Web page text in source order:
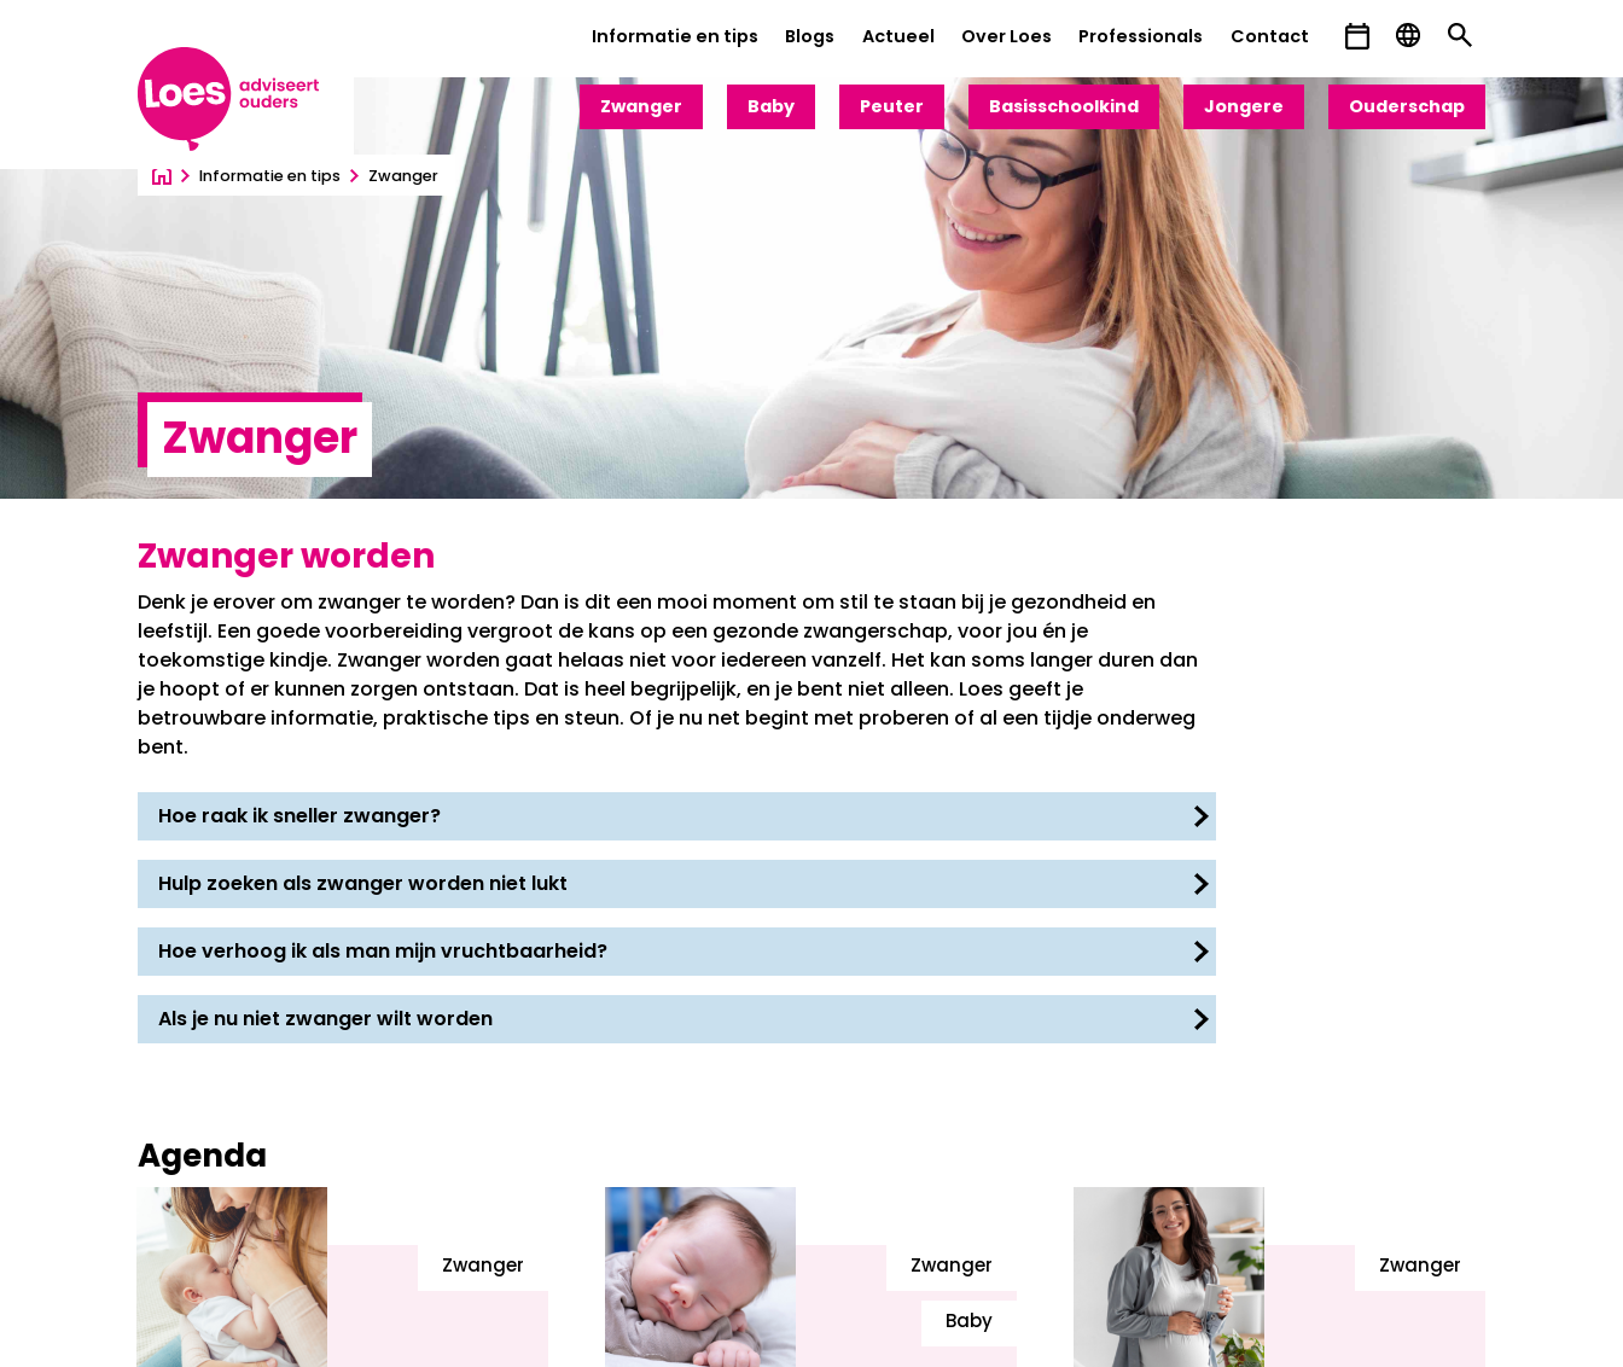
Informatie en tips Blogs Actueel Over Loes Professionals Contact
Zwanger Baby Peuter Basisschoolkind Jongere Ouderschap
Informatie en tips Zwanger
Zwanger
Zwanger worden
Denk je erover om zwanger te worden? Dan is dit een mooi moment om stil te staan bij je gezondheid en
leefstijl. Een goede voorbereiding vergroot de kans op een gezonde zwangerschap, voor jou én je
toekomstige kindje. Zwanger worden gaat helaas niet voor iedereen vanzelf. Het kan soms langer duren dan
je hoopt of er kunnen zorgen ontstaan. Dat is heel begrijpelijk, en je bent niet alleen. Loes geeft je
betrouwbare informatie, praktische tips en steun. Of je nu net begint met proberen of al een tijdje onderweg
bent.
Hoe raak ik sneller zwanger?
Hulp zoeken als zwanger worden niet lukt
Hoe verhoog ik als man mijn vruchtbaarheid?
Als je nu niet zwanger wilt worden
Agenda
Zwanger Zwanger
Baby
Zwanger